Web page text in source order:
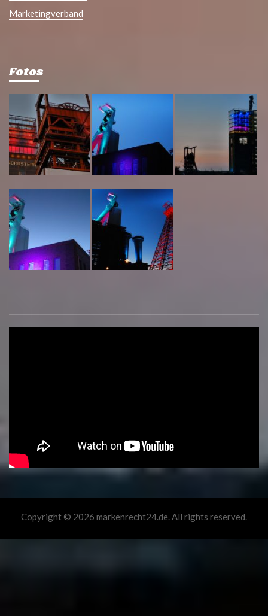
Marketingverband
Fotos
Copyright © 2026 markenrecht24.de. All rights reserved.